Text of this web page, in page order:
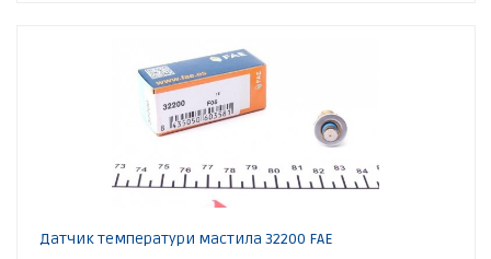
Датчик температури мастила 32200 FAE